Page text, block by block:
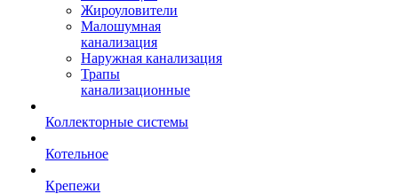
Жироуловители
Малошумная
канализация
Наружная канализация
Трапы
канализационные
Коллекторные системы
Котельное
Крепежи